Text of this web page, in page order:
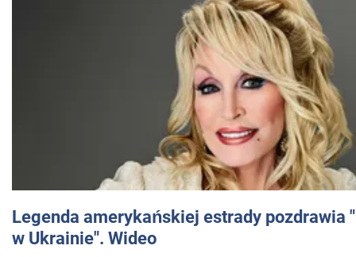
Legenda amerykańskiej estrady pozdrawia
w Ukrainie". Wideo